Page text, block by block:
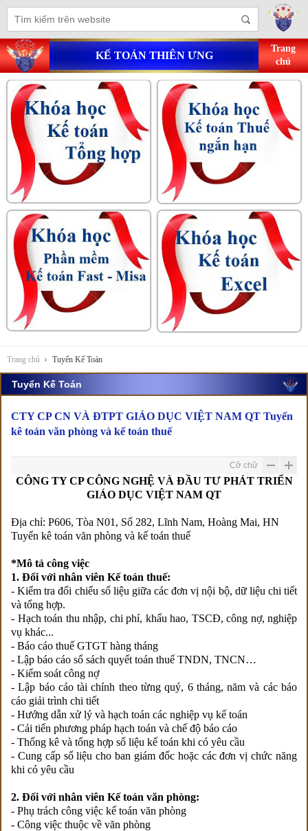
KẾ TOÁN THIÊN ƯNG
Trang
chủ
Trang chủ Tuyển Kế Toán
Tuyển Kế Toán
CTY CP CN VÀ ĐTPT GIÁO DỤC VIỆT NAM QT Tuyển
kê toán văn phòng và kế toán thuế
Cỡ chữ
CÔNG TY CP CÔNG NGHỆ VÀ ĐẦU TƯ PHÁT TRIỂN
GIÁO DỤC VIỆT NAM QT
Địa chỉ: P606, Tòa N01, Số 282, Lĩnh Nam, Hoàng Mai, HN
Tuyển kê toán văn phòng và kế toán thuế
*Mô tả công việc
1. Đối với nhân viên Kế toán thuế:
- Kiểm tra đối chiếu số liệu giữa các đơn vị nội bộ, dữ liệu chi tiết
và tổng hợp.
- Hạch toán thu nhập, chi phí, khấu hao, TSCĐ, công nợ, nghiệp
vụ khác...
- Báo cáo thuế GTGT hàng tháng
- Lập báo cáo sổ sách quyết toán thuế TNDN, TNCN…
- Kiểm soát công nợ
- Lập báo cáo tài chính theo từng quý, 6 tháng, năm và các báo
cáo giải trình chi tiết
- Hướng dẫn xử lý và hạch toán các nghiệp vụ kế toán
- Cải tiến phương pháp hạch toán và chế độ báo cáo
- Thống kê và tổng hợp số liệu kế toán khi có yêu cầu
- Cung cấp số liệu cho ban giám đốc hoặc các đơn vị chức năng
khi có yêu cầu
2. Đối với nhân viên Kế toán văn phòng:
- Phụ trách công việc kế toán văn phòng
- Công việc thuộc về văn phòng